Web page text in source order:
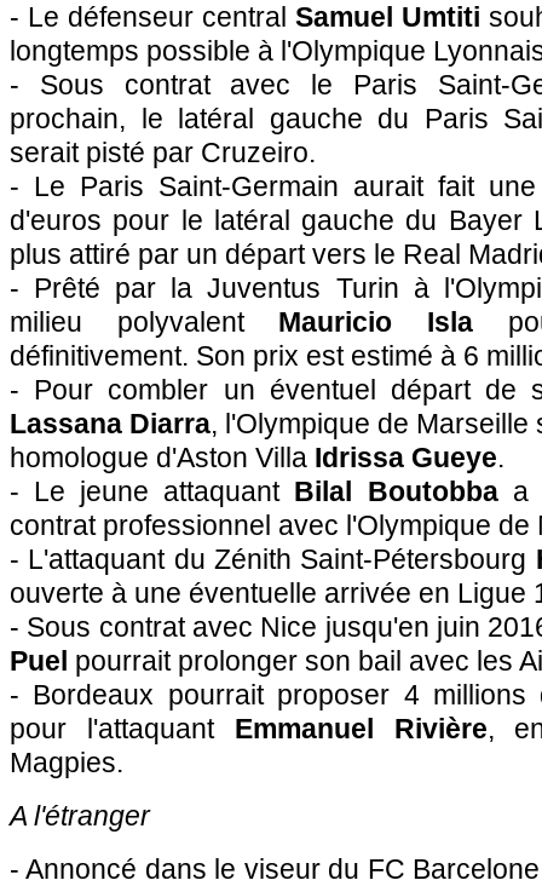
- Le défenseur central Samuel Umtiti
longtemps possible à l'Olympique
- Sous contrat avec le Paris Saint-
prochain, le latéral gauche du Paris
serait pisté par Cruzeiro.
- Le Paris Saint-Germain aurait fait
d'euros pour le latéral gauche du Bayer
plus attiré par un départ vers le Real
- Prêté par la Juventus Turin à
milieu polyvalent Mauricio Isla
définitivement. Son prix est estimé à 6
- Pour combler un éventuel départ de
Lassana Diarra, l'Olympique de
homologue d'Aston Villa Idrissa Gueye.
- Le jeune attaquant Bilal Boutobbaa
contrat professionnel avec l'Olympique de
- L'attaquant du Zénith Saint-Pétersbourg
ouverte à une éventuelle arrivée en Ligue
- Sous contrat avec Nice jusqu'en juin
Puel pourrait prolonger son bail avec les
- Bordeaux pourrait proposer 4 millions
pour l'attaquant Emmanuel Rivière,
Magpies.
A l'étranger
- Annoncé dans le viseur du FC